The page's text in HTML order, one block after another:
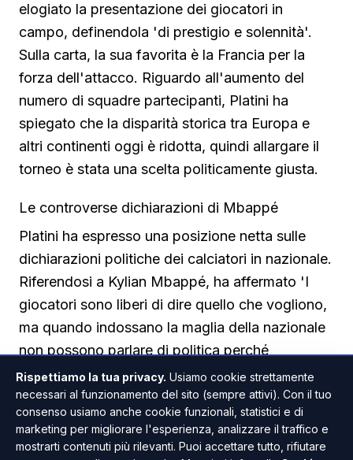
elogiato la presentazione dei giocatori in
campo, definendola 'di prestigio e solennità'.
Sulla carta, la sua favorita è la Francia per la
forza dell'attacco. Riguardo all'aumento del
numero di squadre partecipanti, Platini ha
spiegato che la disparità storica tra Europa e
altri continenti oggi è ridotta, quindi allargare il
torneo è stata una scelta politicamente giusta.
Le controverse dichiarazioni di Mbappé
Platini ha espresso una posizione netta sulle
dichiarazioni politiche dei calciatori in nazionale.
Riferendosi a Kylian Mbappé, ha affermato 'I
giocatori sono liberi di dire quello che vogliono,
ma quando indossano la maglia della nazionale
non possono parlare di politica perché
rappresentano la nazione intera. Mbappé ha
sbagliato a fare dichiarazioni politiche con la
maglia della nazionale. Dopo, quando torna al
Real Madrid, secondo me è libero di fare
Rispettiamo la tua privacy. Usiamo cookie strettamente
necessari al funzionamento del sito (sempre attivi). Con il tuo
consenso usiamo anche cookie funzionali, statistici e di
marketing per migliorare l'esperienza, analizzare il traffico e
mostrarti contenuti più rilevanti. Puoi accettare tutto, rifiutare